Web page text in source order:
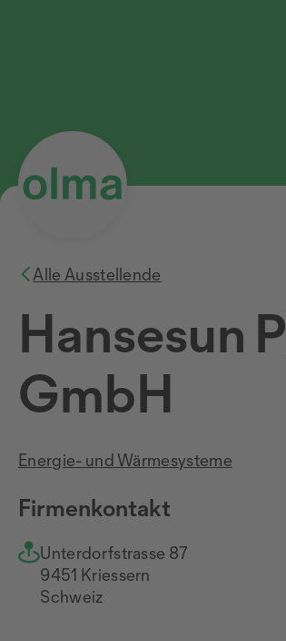
Alle Ausstellende
Hansesun
GmbH
Energie- und Wärmesysteme
Firmenkontakt
Unterdorfstrasse 87
9451 Kriessern
Schweiz